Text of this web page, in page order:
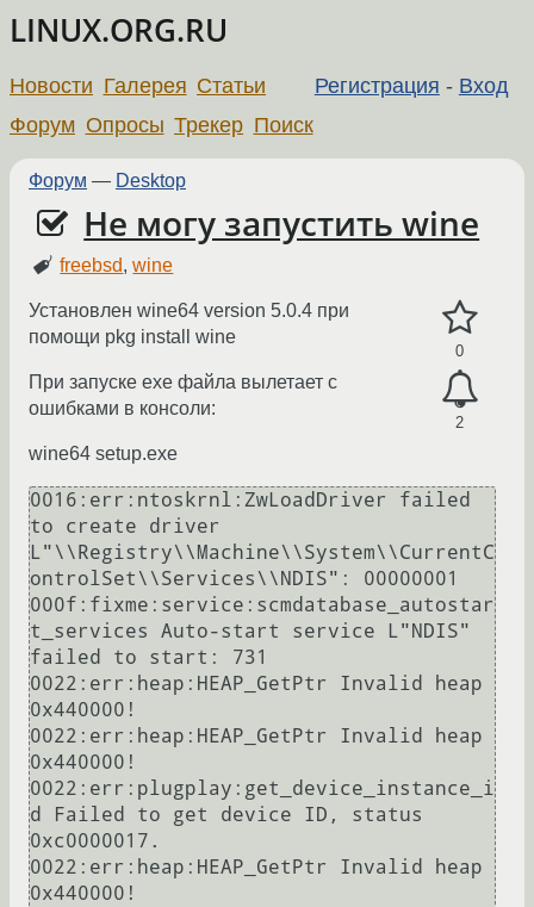
LINUX.ORG.RU
Регистрация - Вход
Новости Галерея Статьи
Форум Опросы Трекер Поиск
Форум — Desktop
Не могу запустить wine
freebsd,wine
0
2
Установлен wine64 version 5.0.4 при
помощи pkg install wine
При запуске exe файла вылетает с
ошибками в консоли:
wine64 setup.exe
0016:err:ntoskrnl:ZwLoadDriver failed
to create driver
L"\\Registry\\Machine\\System\\CurrentC
ontrolSet\\Services\\NDIS": 00000001
000f:fixme:service:scmdatabase_autostar
t_services Auto-start service L"NDIS"
failed to start: 731
0022:err:heap:HEAP_GetPtr Invalid heap
0x440000!
0022:err:heap:HEAP_GetPtr Invalid heap
0x440000!
0022:err:plugplay:get_device_instance_i
d Failed to get device ID, status
0xc0000017.
0022:err:heap:HEAP_GetPtr Invalid heap
0x440000!